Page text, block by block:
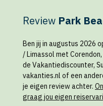
Review Park
Ben jij in augustus 2026
/ Limassol met
de Vakantiediscounter,
vakanties.nl of een
je eigen review achter.
graag jou eigen